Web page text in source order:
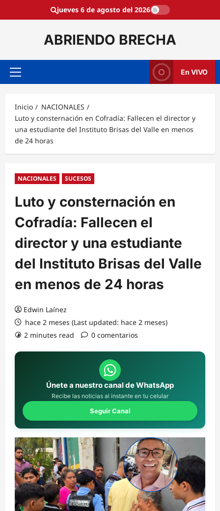
jueves 6 de agosto del 2026
ABRIENDO BRECHA
Menú
En VIVO
Inicio
NACIONALES
Luto y consternación en Cofradía: Fallecen el director y
una estudiante del Instituto Brisas del Valle en menos
de 24 horas
NACIONALES SUCESOS
Luto y consternación en
Cofradía: Fallecen el
director y una estudiante
del Instituto Brisas del Valle
en menos de 24 horas
Edwin Laínez
hace 2 meses (Last updated: hace 2 meses)
2 minutes read
0 comentarios
Únete a nuestro canal de WhatsApp
Recibe las noticias al instante en tu celular
Seguir Canal